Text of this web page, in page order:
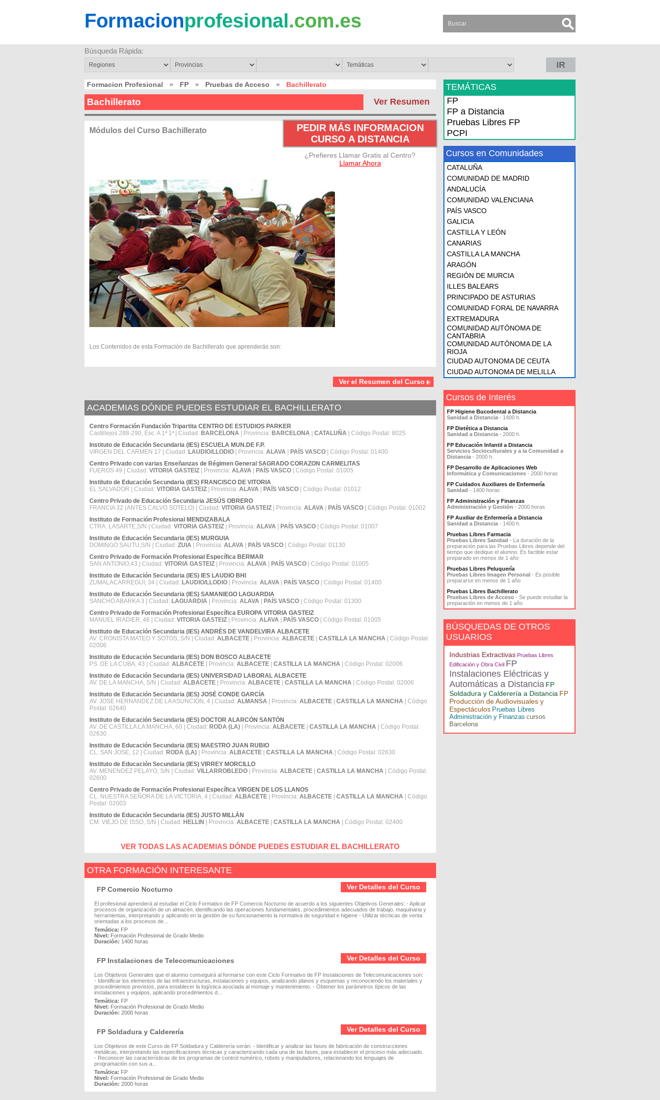
Formacionprofesional.com.es
Búsqueda Rápida:
IR
Formacion Profesional » FP » Pruebas de Acceso » Bachillerato
Ver Resumen
Bachillerato
PEDIR MÁS INFORMACION
CURSO A DISTANCIA
¿Prefieres Llamar Gratis al Centro?
Llamar Ahora
Módulos del Curso Bachillerato
Los Contenidos de esta Formación de Bachillerato que aprenderás son:
Ver el Resumen del Curso
ACADEMIAS DÓNDE PUEDES ESTUDIAR EL BACHILLERATO
Centro Formación Fundación Tripartita CENTRO DE ESTUDIOS PARKER
Castillejos 288-290, Esc. A 1ª 1ª | Ciudad: BARCELONA | Provincia: BARCELONA CATALUÑA | Código Postal: 8025
Instituto de Educación Secundaria (IES) ESCUELA MUN.DE F.P.
VIRGEN DEL CARMEN 17 | Ciudad: LAUDIO/LLODIO | Provincia: ALAVA PAÍS VASCO | Código Postal: 01400
Centro Privado con varias Enseñanzas de Régimen General SAGRADO CORAZON CARMELITAS
FUEROS 49 | Ciudad: VITORIA GASTEIZ | Provincia: ALAVA PAÍS VASCO | Código Postal: 01005
Instituto de Educación Secundaria (IES) FRANCISCO DE VITORIA
EL SALVADOR | Ciudad: VITORIA GASTEIZ | Provincia: ALAVA PAÍS VASCO | Código Postal: 01012
Centro Privado de Educación Secundaria JESÚS OBRERO
FRANCIA 32 (ANTES CALVO SOTELO) | Ciudad: VITORIA GASTEIZ | Provincia: ALAVA PAÍS VASCO | Código Postal: 01002
Instituto de Formación Profesional MENDIZABALA
CTRA. LASARTE,S/N | Ciudad: VITORIA GASTEIZ | Provincia: ALAVA PAÍS VASCO | Código Postal: 01007
Instituto de Educación Secundaria (IES) MURGUIA
DOMINGO SAUTU,S/N | Ciudad: ZUIA | Provincia: ALAVA PAÍS VASCO | Código Postal: 01130
Centro Privado de Formación Profesional Específica BERMAR
SAN ANTONIO,43 | Ciudad: VITORIA GASTEIZ | Provincia: ALAVA PAÍS VASCO | Código Postal: 01005
Instituto de Educación Secundaria (IES) IES LAUDIO BHI
ZUMALACARREGUI, 34 | Ciudad: LAUDIO/LLODIO | Provincia: ALAVA PAÍS VASCO | Código Postal: 01400
Instituto de Educación Secundaria (IES) SAMANIEGO LAGUARDIA
SANCHO ABARKA 3 | Ciudad: LAGUARDIA | Provincia: ALAVA PAÍS VASCO | Código Postal: 01300
Centro Privado de Formación Profesional Específica EUROPA VITORIA GASTEIZ
MANUEL IRADIER, 46 | Ciudad: VITORIA GASTEIZ | Provincia: ALAVA PAÍS VASCO | Código Postal: 01005
Instituto de Educación Secundaria (IES) ANDRÉS DE VANDELVIRA ALBACETE
AV. CRONISTA MATEO Y SOTOS, S/N | Ciudad: ALBACETE | Provincia: ALBACETE CASTILLA LA MANCHA | Código Postal:
02006
Instituto de Educación Secundaria (IES) DON BOSCO ALBACETE
PS. DE LA CUBA, 43 | Ciudad: ALBACETE | Provincia: ALBACETE CASTILLA LA MANCHA | Código Postal: 02006
Instituto de Educación Secundaria (IES) UNIVERSIDAD LABORAL ALBACETE
AV. DE LA MANCHA, S/N | Ciudad: ALBACETE | Provincia: ALBACETE CASTILLA LA MANCHA | Código Postal: 02006
Instituto de Educación Secundaria (IES) JOSÉ CONDE GARCÍA
AV. JOSE HERNANDEZ DE LA ASUNCION, 4 | Ciudad: ALMANSA | Provincia: ALBACETE CASTILLA LA MANCHA | Código
Postal: 02640
Instituto de Educación Secundaria (IES) DOCTOR ALARCÓN SANTÓN
AV. DE CASTILLA LA MANCHA, 60 | Ciudad: RODA (LA) | Provincia: ALBACETE CASTILLA LA MANCHA | Código Postal:
02630
Instituto de Educación Secundaria (IES) MAESTRO JUAN RUBIO
CL. SAN JOSE, 12 | Ciudad: RODA (LA) | Provincia: ALBACETE CASTILLA LA MANCHA | Código Postal: 02630
Instituto de Educación Secundaria (IES) VIRREY MORCILLO
AV. MENENDEZ PELAYO, S/N | Ciudad: VILLARROBLEDO | Provincia: ALBACETE CASTILLA LA MANCHA | Código Postal:
02600
Centro Privado de Formación Profesional Específica VIRGEN DE LOS LLANOS
CL. NUESTRA SEÑORA DE LA VICTORIA, 4 | Ciudad: ALBACETE | Provincia: ALBACETE CASTILLA LA MANCHA | Código
Postal: 02003
Instituto de Educación Secundaria (IES) JUSTO MILLÁN
CM. VIEJO DE ISSO, S/N | Ciudad: HELLIN | Provincia: ALBACETE CASTILLA LA MANCHA | Código Postal: 02400
VER TODAS LAS ACADEMIAS DÓNDE PUEDES ESTUDIAR EL BACHILLERATO
OTRA FORMACIÓN INTERESANTE
Ver Detalles del Curso
FP Comercio Nocturno
El profesional aprenderá al estudiar el Ciclo Formativo de FP Comercio Nocturno de acuerdo a los siguientes Objetivos Generales: - Aplicar
procesos de organización de un almacén, identificando las operaciones fundamentales, procedimientos adecuados de trabajo, maquinaria y
herramientas, interpretando y aplicando en la gestión de su funcionamiento la normativa de seguridad e higiene - Utilizar técnicas de venta
orientadas a los procesos de...
Temática: FP
Nivel: Formación Profesional de Grado Medio
Duración: 1400 horas
Ver Detalles del Curso
FP Instalaciones de Telecomunicaciones
Los Objetivos Generales que el alumno conseguirá al formarse con este Ciclo Formativo de FP Instalaciones de Telecomunicaciones son:
- Identificar los elementos de las infraestructuras, instalaciones y equipos, analizando planos y esquemas y reconociendo los materiales y
procedimientos previstos, para establecer la logística asociada al montaje y mantenimiento. - Obtener los parámetros típicos de las
instalaciones y equipos, aplicando procedimientos d...
Temática: FP
Nivel: Formación Profesional de Grado Medio
Duración: 2000 horas
Ver Detalles del Curso
FP Soldadura y Calderería
Los Objetivos de este Curso de FP Soldadura y Calderería serán: - Identificar y analizar las fases de fabricación de construcciones
metálicas, interpretando las especificaciones técnicas y caracterizando cada una de las fases, para establecer el proceso más adecuado.
- Reconocer las características de los programas de control numérico, robots y manipuladores, relacionando los lenguajes de
programación con sus a...
Temática: FP
Nivel: Formación Profesional de Grado Medio
Duración: 2000 horas
TEMÁTICAS
FP
FP a Distancia
Pruebas Libres FP
PCPI
Cursos en Comunidades
CATALUÑA
COMUNIDAD DE MADRID
ANDALUCÍA
COMUNIDAD VALENCIANA
PAÍS VASCO
GALICIA
CASTILLA Y LEÓN
CANARIAS
CASTILLA LA MANCHA
ARAGÓN
REGIÓN DE MURCIA
ILLES BALEARS
PRINCIPADO DE ASTURIAS
COMUNIDAD FORAL DE NAVARRA
EXTREMADURA
COMUNIDAD AUTÓNOMA DE
CANTABRIA
COMUNIDAD AUTÓNOMA DE LA
RIOJA
CIUDAD AUTONOMA DE CEUTA
CIUDAD AUTONOMA DE MELILLA
Cursos de Interés
FP Higiene Bucodental a Distancia
Sanidad a Distancia - 1400 h.
FP Dietética a Distancia
Sanidad a Distancia - 2000 h.
FP Educación Infantil a Distancia
Servicios Socioculturales y a la Comunidad a
Distancia - 2000 h.
FP Desarrollo de Aplicaciones Web
Informática y Comunicaciones - 2000 horas
FP Cuidados Auxiliares de Enfermería
Sanidad - 1400 horas
FP Administración y Finanzas
Administración y Gestión - 2000 horas
FP Auxiliar de Enfermería a Distancia
Sanidad a Distancia - 1400 h.
Pruebas Libres Farmacia
Pruebas Libres Sanidad - La duración de la
preparación para las Pruebas Libres depende del
tiempo que dedique el alumno. Es factible estar
preparado en menos de 1 año
Pruebas Libres Peluquería
Pruebas Libres Imagen Personal - Es posible
prepararse en menos de 1 año
Pruebas Libres Bachillerato
Pruebas Libres de Acceso - Se puede estudiar la
preparación en menos de 1 año
BÚSQUEDAS DE OTROS
USUARIOS
Industrias Extractivas Pruebas Libres
Edificación y Obra Civil FP
Instalaciones Eléctricas y
Automáticas a Distancia FP
Soldadura y Calderería a Distancia FP
Producción de Audiovisuales y
Espectáculos Pruebas Libres
Administración y Finanzas cursos
Barcelona